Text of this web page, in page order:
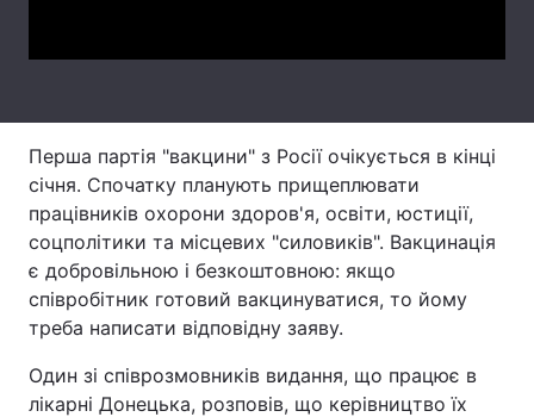
Тема оформлення
Перша партія "вакцини" з Росії очікується в кінці
січня. Спочатку планують прищеплювати
працівників охорони здоров'я, освіти, юстиції,
соцполітики та місцевих "силовиків". Вакцинація
є добровільною і безкоштовною: якщо
співробітник готовий вакцинуватися, то йому
треба написати відповідну заяву.
Один зі співрозмовників видання, що працює в
лікарні Донецька, розповів, що керівництво їх